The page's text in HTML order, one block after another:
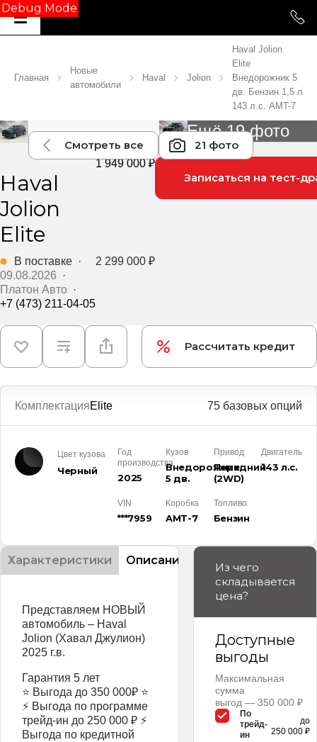
Debug Mode
Главная
Новые
автомобили
Haval Jolion
Haval Jolion
Elite
Внедорожник 5
дв. Бензин 1,5 л
143 л.с. AMT-7
Смотреть все 21 фото
Ещё 19 фото
Haval
Jolion
Elite
1 949 000 ₽
В поставке ·
09.08.2026 ·
Платон Авто ·
+7 (473) 211-04-05
2 299 000 ₽
Записаться на тест-
Рассчитать кредит
КомплектацияElite 75 базовых опций
Цвет кузова
Черный
Год
производства
2025
Кузов
Внедорожник
5 дв.
Привод
Передний
(2WD)
Двигатель
143 л.с.
VIN
***7959
Коробка
AMT-7
Топливо
Бензин
Характеристики Описание
Представляем НОВЫЙ
автомобиль – Haval
Jolion (Хавал Джулион)
2025 г.в.
Гарантия 5 лет
⭐ Выгода до 350 000₽ ⭐
⚡ Выгода по программе
трейд-ин до 250 000 ₽ ⚡
Выгода по кредитной
Из чего
складывается
цена?
Доступные
выгоды
Максимальная
сумма
выгод — 350 000 ₽
По
трейд-
ин
до
250 000 ₽